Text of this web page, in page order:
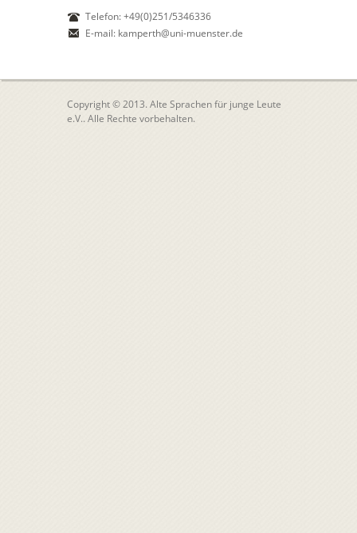
Telefon: +49(0)251/5346336
E-mail: kamperth@uni-muenster.de
Copyright © 2013. Alte Sprachen für junge Leute
e.V.. Alle Rechte vorbehalten.